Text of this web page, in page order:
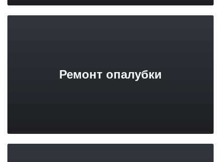
Ремонт опалубки